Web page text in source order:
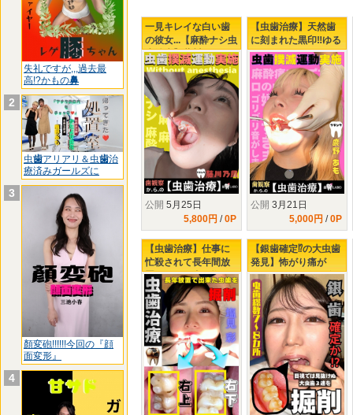
失礼ですが,,,過去最
高!?かもの鼻
2
虫歯アリアリ＆虫歯治
療済みガールズに
3
顏変砲!!!!!!今回の『顔
面変形』
4
一見キレイな白い歯
の彼女...【麻酔ナシ虫
歯治療】藤川乃風ち
ゃん...引退前の覚悟?!
公開 5月25日
5,800円 /0P
【虫歯治療】天然歯
に刻まれた黒印‼ゆる
ふわましゅまろボデ
ィGAL鹿野あもちゃ
んの初虫歯治療
公開 3月21日
5,000円 /0P
【虫歯治療】仕事に
忙殺されて長年間放
置された口内…塩見
彩ちゃんの右上下に
タービン侵入‼
【銀歯確定⁉の大虫歯
発見】怖がり痛が
り、りおちゃんの右
下３連掘削治療